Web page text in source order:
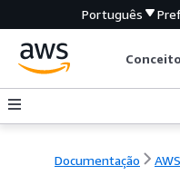
Português
Documentação